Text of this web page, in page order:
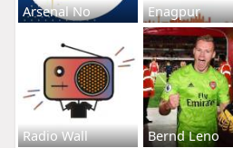
Arsenal No Enagpur
Radio Wall Bernd Leno